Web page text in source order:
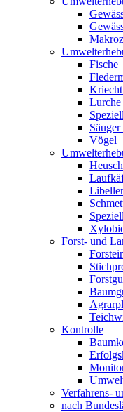
Fische
Lurche
Vögel
Forst- und
Kontrolle
Verfahrens-
nach